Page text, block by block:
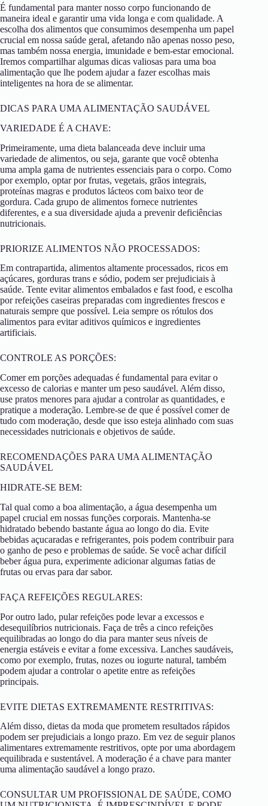
É fundamental para manter nosso corpo funcionando de
maneira ideal e garantir uma vida longa e com qualidade. A
escolha dos alimentos que consumimos desempenha um papel
crucial em nossa saúde geral, afetando não apenas nosso peso,
mas também nossa energia, imunidade e bem-estar emocional.
Iremos compartilhar algumas dicas valiosas para uma boa
alimentação que lhe podem ajudar a fazer escolhas mais
inteligentes na hora de se alimentar.
DICAS PARA UMA ALIMENTAÇÃO SAUDÁVEL
VARIEDADE É A CHAVE:
Primeiramente, uma dieta balanceada deve incluir uma
variedade de alimentos, ou seja, garante que você obtenha
uma ampla gama de nutrientes essenciais para o corpo. Como
por exemplo, optar por frutas, vegetais, grãos integrais,
proteínas magras e produtos lácteos com baixo teor de
gordura. Cada grupo de alimentos fornece nutrientes
diferentes, e a sua diversidade ajuda a prevenir deficiências
nutricionais.
PRIORIZE ALIMENTOS NÃO PROCESSADOS:
Em contrapartida, alimentos altamente processados, ricos em
açúcares, gorduras trans e sódio, podem ser prejudiciais à
saúde. Tente evitar alimentos embalados e fast food, e escolha
por refeições caseiras preparadas com ingredientes frescos e
naturais sempre que possível. Leia sempre os rótulos dos
alimentos para evitar aditivos químicos e ingredientes
artificiais.
CONTROLE AS PORÇÕES:
Comer em porções adequadas é fundamental para evitar o
excesso de calorias e manter um peso saudável. Além disso,
use pratos menores para ajudar a controlar as quantidades, e
pratique a moderação. Lembre-se de que é possível comer de
tudo com moderação, desde que isso esteja alinhado com suas
necessidades nutricionais e objetivos de saúde.
RECOMENDAÇÕES PARA UMA ALIMENTAÇÃO
SAUDÁVEL
HIDRATE-SE BEM:
Tal qual como a boa alimentação, a água desempenha um
papel crucial em nossas funções corporais. Mantenha-se
hidratado bebendo bastante água ao longo do dia. Evite
bebidas açucaradas e refrigerantes, pois podem contribuir para
o ganho de peso e problemas de saúde. Se você achar difícil
beber água pura, experimente adicionar algumas fatias de
frutas ou ervas para dar sabor.
FAÇA REFEIÇÕES REGULARES:
Por outro lado, pular refeições pode levar a excessos e
desequilíbrios nutricionais. Faça de três a cinco refeições
equilibradas ao longo do dia para manter seus níveis de
energia estáveis e evitar a fome excessiva. Lanches saudáveis,
como por exemplo, frutas, nozes ou iogurte natural, também
podem ajudar a controlar o apetite entre as refeições
principais.
EVITE DIETAS EXTREMAMENTE RESTRITIVAS:
Além disso, dietas da moda que prometem resultados rápidos
podem ser prejudiciais a longo prazo. Em vez de seguir planos
alimentares extremamente restritivos, opte por uma abordagem
equilibrada e sustentável. A moderação é a chave para manter
uma alimentação saudável a longo prazo.
CONSULTAR UM PROFISSIONAL DE SAÚDE, COMO